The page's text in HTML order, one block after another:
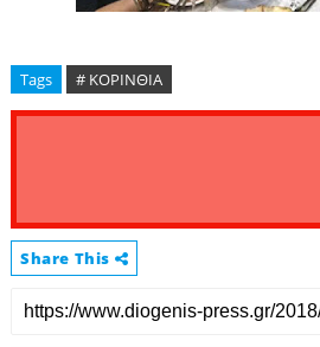
Tags # ΚΟΡΙΝΘΙΑ
Share This